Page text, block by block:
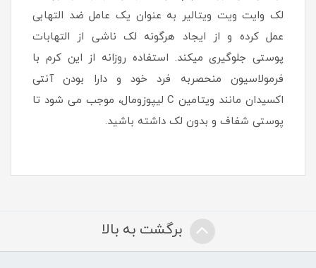
لک وایت ویت ویتالیر به عنوان یک عامل ضد التهابی
عمل کرده و از ایجاد هرگونه لک ناشی از التهابات
پوستی جلوگیری میکند. استفاده روزانه از این کرم با
فرمولاسیون منحصربه فرد خود و دارا بودن آنتی
اکسیدان مانند ویتامین C لیپوزومال، موجب می شود تا
پوستی شفاف و بدون لک داشته باشید.
برگشت به بالا